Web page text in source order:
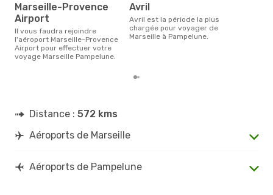
Marseille-Provence
Airport
Il vous faudra rejoindre
l'aéroport Marseille-Provence
Airport pour effectuer votre
voyage Marseille Pampelune.
avril
avril est la période la plus
chargée pour voyager de
Marseille à Pampelune.
Distance : 572 kms
Aéroports de Marseille
Aéroports de Pampelune